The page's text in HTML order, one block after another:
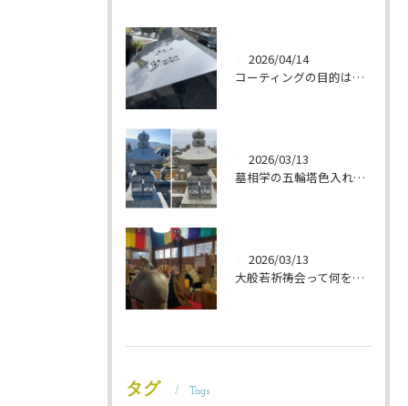
2026/04/14
コーティングの目的は 墓石を保護することです 岐阜のお墓掃除屋「磨き専隊」です
2026/03/13
墓相学の五輪塔色入れ 岐阜のお墓掃除屋「磨き専隊」です
2026/03/13
大般若祈祷会って何をするの？ 岐阜のお墓掃除屋「磨き専隊」です
タグ Tags